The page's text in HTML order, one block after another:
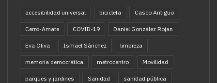
accesibilidad universal bicicleta Casco Antiguo
Cerro-Amate COVID-19 Daniel González Rojas
Eva Oliva Ismael Sánchez limpieza
memoria democrática metrocentro Movilidad
parques y jardines Sanidad sanidad pública